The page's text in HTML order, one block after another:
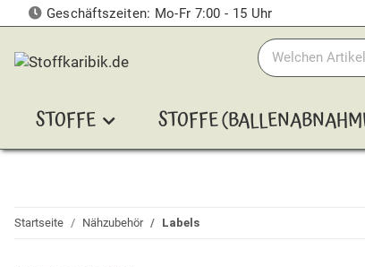
Geschäftszeiten: Mo-Fr 7:00 - 15 Uhr
STOFFE STOFFE
Startseite Nähzubehör Labels